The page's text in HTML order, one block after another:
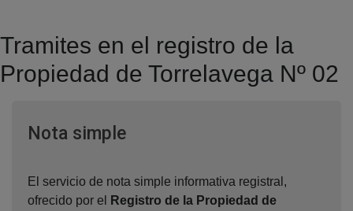
Tramites en el registro de la
Propiedad de Torrelavega Nº 02
Nota simpleVentana nueva
El servicio de nota simple informativa registral,
ofrecido por el
Registro de la Propiedad de